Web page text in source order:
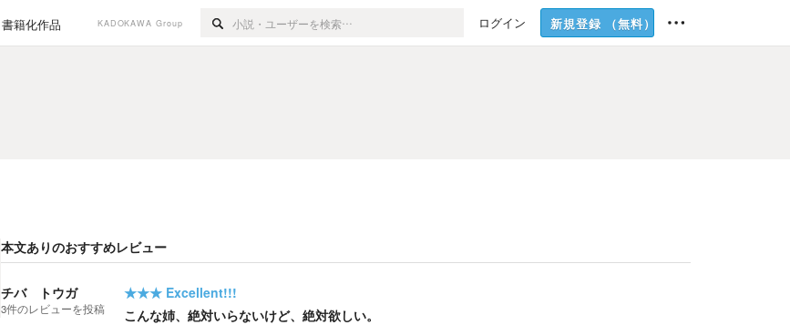
書籍化作品 KADOKAWA Group ログイン 新規登録 （無料）
本文ありのおすすめレビュー
チバ トウガ
3件のレビューを投稿
★★★ Excellent!!!
こんな姉、絶対いらないけど、絶対欲しい。